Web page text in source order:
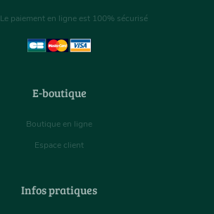
Le paiement en ligne est 100% sécurisé
E-boutique
Boutique en ligne
Espace client
Infos pratiques